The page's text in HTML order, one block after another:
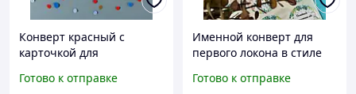
Конверт красный с
карточкой для
угадай пол ребенка
Готово к отправке
Именной конверт для
первого локона в стиле
Готово к отправке